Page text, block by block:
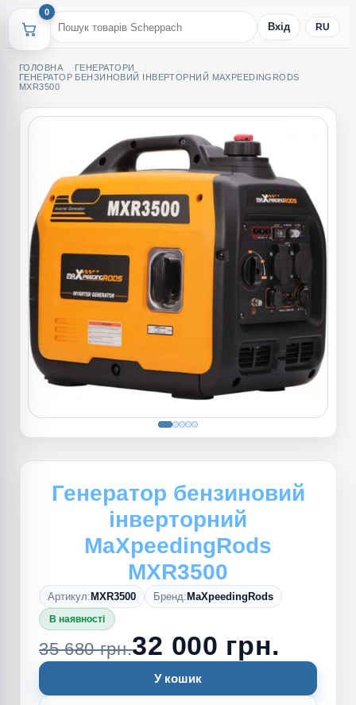
0
Вхід RU
ГОЛОВНА
ГЕНЕРАТОРИ
ГЕНЕРАТОР БЕНЗИНОВИЙ ІНВЕРТОРНИЙ MAXPEEDINGRODS
MXR3500
Генератор бензиновий
інверторний
MaXpeedingRods
MXR3500
Артикул: MXR3500 Бренд: MaXpeedingRods
В наявності
35 680 грн.32 000 грн.
У кошик